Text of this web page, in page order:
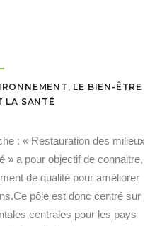
LE BIEN-ÊTRE
LA SANTÉ
: « Restauration des milieux
» a pour objectif de connaitre,
de qualité pour améliorer
pôle est donc centré sur
centrales pour les pays